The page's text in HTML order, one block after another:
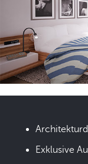
Exklusive